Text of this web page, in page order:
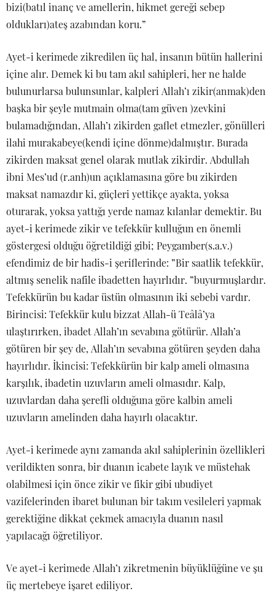
bizi(batıl inanç ve amellerin, hikmet gereği sebep
oldukları)ateş azabından koru.”
Ayet-i kerimede zikredilen üç hal, insanın bütün hallerini
içine alır. Demek ki bu tam akıl sahipleri, her ne halde
bulunurlarsa bulunsunlar, kalpleri Allah’ı zikir(anmak)den
başka bir şeyle mutmain olma(tam güven )zevkini
bulamadığından, Allah’ı zikirden gaflet etmezler, gönülleri
ilahi murakabeye(kendi içine dönme)dalmıştır. Burada
zikirden maksat genel olarak mutlak zikirdir. Abdullah
ibni Mes’ud (r.anh)un açıklamasına göre bu zikirden
maksat namazdır ki, güçleri yettikçe ayakta, yoksa
oturarak, yoksa yattığı yerde namaz kılanlar demektir. Bu
ayet-i kerimede zikir ve tefekkür kulluğun en önemli
göstergesi olduğu öğretildiği gibi; Peygamber(s.a.v.)
efendimiz de bir hadis-i şeriflerinde: ”Bir saatlik tefekkür,
altmış senelik nafile ibadetten hayırlıdır. ”buyurmuşlardır.
Tefekkürün bu kadar üstün olmasının iki sebebi vardır.
Birincisi: Tefekkür kulu bizzat Allah-ü Teâlâ’ya
ulaştırırken, ibadet Allah’ın sevabına götürür. Allah’a
götüren bir şey de, Allah’ın sevabına götüren şeyden daha
hayırlıdır. İkincisi: Tefekkürün bir kalp ameli olmasına
karşılık, ibadetin uzuvların ameli olmasıdır. Kalp,
uzuvlardan daha şerefli olduğuna göre kalbin ameli
uzuvların amelinden daha hayırlı olacaktır.
Ayet-i kerimede aynı zamanda akıl sahiplerinin özellikleri
verildikten sonra, bir duanın icabete layık ve müstehak
olabilmesi için önce zikir ve fikir gibi ubudiyet
vazifelerinden ibaret bulunan bir takım vesileleri yapmak
gerektiğine dikkat çekmek amacıyla duanın nasıl
yapılacağı öğretiliyor.
Ve ayet-i kerimede Allah’ı zikretmenin büyüklüğüne ve şu
üç mertebeye işaret ediliyor.